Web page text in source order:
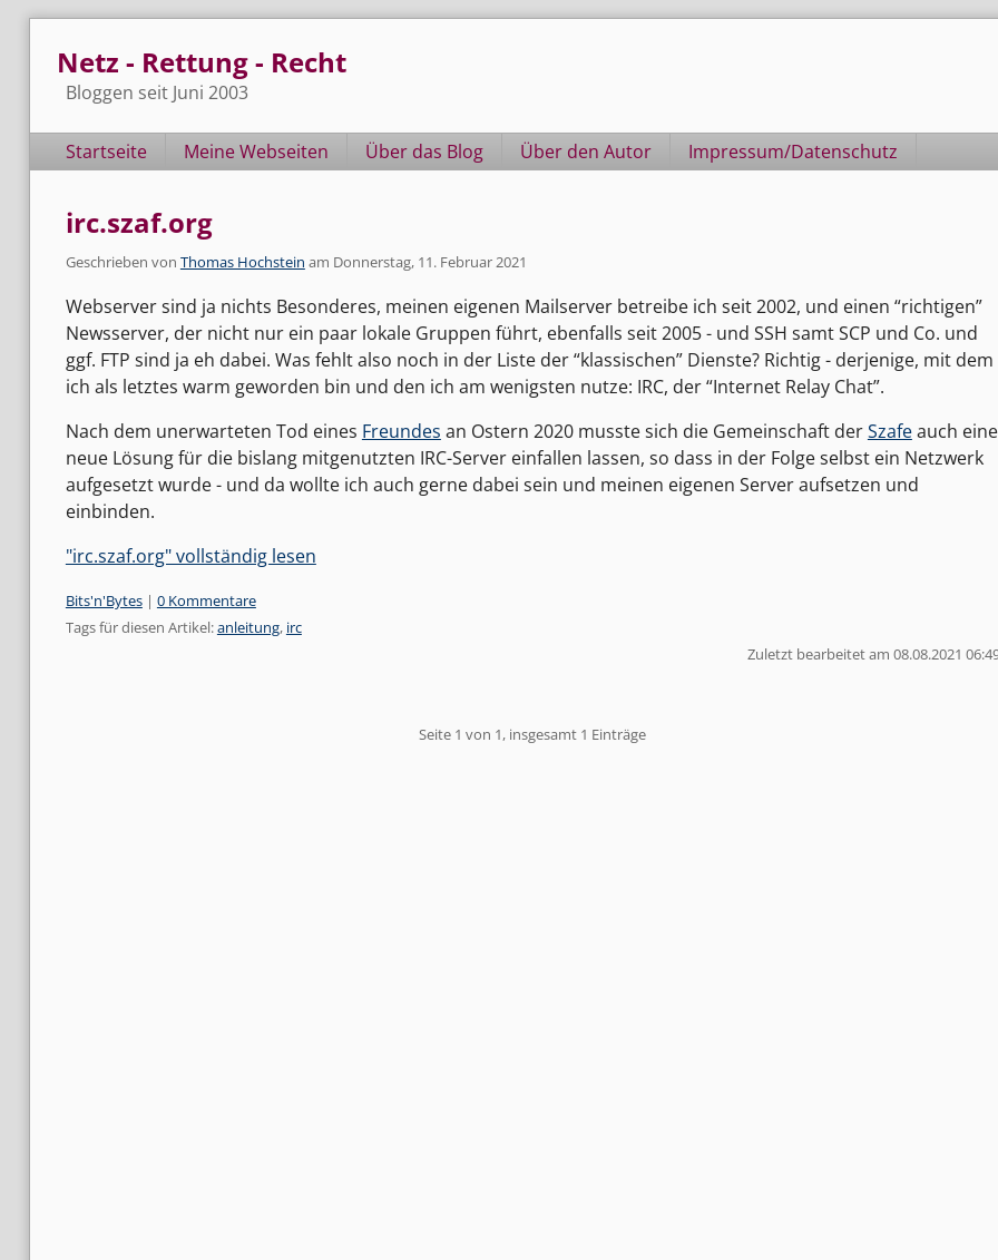
Netz - Rettung - Recht
Bloggen seit Juni 2003
Navigation
Startseite Meine Webseiten Über das Blog Über den Autor Impressum/Datenschutz
irc.szaf.org
Geschrieben von Thomas Hochstein am Donnerstag, 11. Februar 2021
Webserver sind ja nichts Besonderes, meinen eigenen Mailserver betreibe ich seit 2002, und einen “richtigen”
Newsserver, der nicht nur ein paar lokale Gruppen führt, ebenfalls seit 2005 - und SSH samt SCP und Co. und
ggf. FTP sind ja eh dabei. Was fehlt also noch in der Liste der “klassischen” Dienste? Richtig - derjenige, mit dem
ich als letztes warm geworden bin und den ich am wenigsten nutze: IRC, der “Internet Relay Chat”.
Nach dem unerwarteten Tod eines Freundes an Ostern 2020 musste sich die Gemeinschaft derSzafeauch eine
neue Lösung für die bislang mitgenutzten IRC-Server einfallen lassen, so dass in der Folge selbst ein Netzwerk
aufgesetzt wurde - und da wollte ich auch gerne dabei sein und meinen eigenen Server aufsetzen und
einbinden.
"irc.szaf.org" vollständig lesen
Kategorien:
Bits'n'Bytes| 0 Kommentare
Tags für diesen Artikel:anleitung, irc
Zuletzt bearbeitet am 08.08.2021
Seite 1 von 1, insgesamt 1 Einträge